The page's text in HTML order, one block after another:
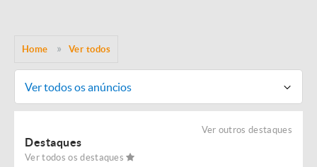
Home Ver todos
Ver todos os anúncios
Ver outros destaques
Destaques
Ver todos os destaques